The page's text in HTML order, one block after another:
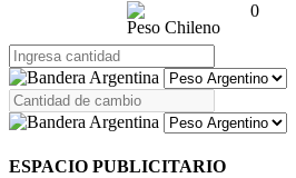
Peso Chileno
0
ESPACIO PUBLICITARIO